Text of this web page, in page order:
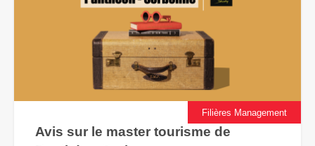
Filières Management
Avis sur le master tourisme de